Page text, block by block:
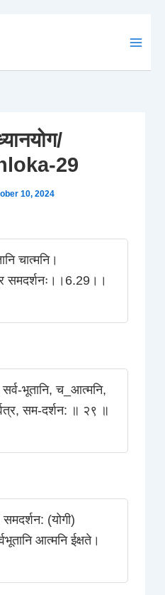
29
10, 2024
चात्मनि।
समदर्शनः।।6.29।।
भूतानि, च_आत्मनि,
सम-दर्शन: ॥ २९ ॥
समदर्शन: (योगी)
आत्मनि ईक्षते।